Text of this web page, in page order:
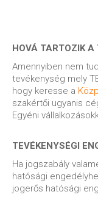
HOVÁ TARTOZIK A
Amennyiben nem
tevékenység mely
hogy keresse a
szakértői ugyanis
Egyéni
TEVÉKENYSÉGI
Ha jogszabály
hatósági
jogerős hatósági